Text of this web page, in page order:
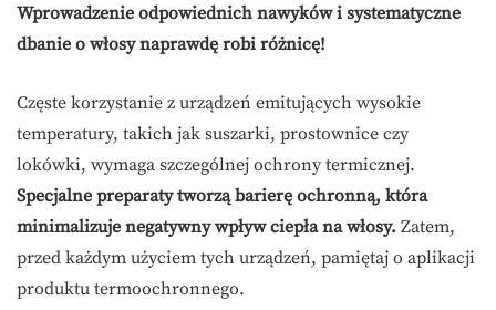
Wprowadzenie odpowiednich nawyków i systematyczne
dbanie o włosy naprawdę robi różnicę!
Częste korzystanie z urządzeń emitujących wysokie
temperatury, takich jak suszarki, prostownice czy
lokówki, wymaga szczególnej ochrony termicznej.
Specjalne preparaty tworzą barierę ochronną, która
minimalizuje negatywny wpływ ciepła na włosy. Zatem,
przed każdym użyciem tych urządzeń, pamiętaj o aplikacji
produktu termoochronnego.